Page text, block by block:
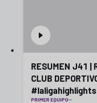
RESUMEN J41 | REAL VALLADOLID VS REAL
CLUB
#laligahighlights
PRIMER EQUIPO